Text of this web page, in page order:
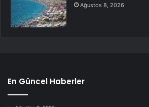
Ağustos 8, 2026
En Güncel Haberler